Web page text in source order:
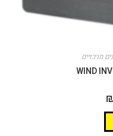
מרכזיים
WIND